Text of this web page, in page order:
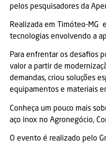
pelos pesquisadores da
Realizada em Timóteo-MG
tecnologias envolvendo a
Para enfrentar os desafios
valor a partir de
demandas, criou soluções
equipamentos e materiais
Conheça um pouco mais
aço inox no Agronegócio,
O evento é realizado pelo